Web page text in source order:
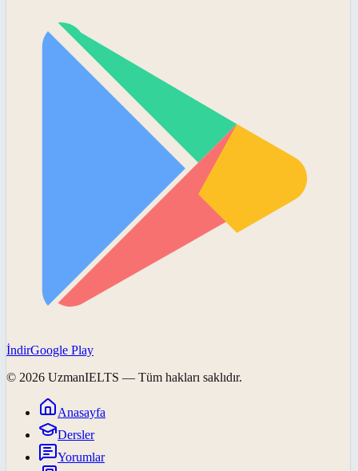
İndirGoogle Play
© 2026 UzmanIELTS — Tüm hakları saklıdır.
Anasayfa
Dersler
Yorumlar